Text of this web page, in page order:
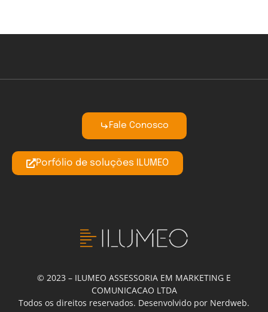
Fale Conosco
Porfólio de soluções ILUMEO
© 2023 – ILUMEO ASSESSORIA EM MARKETING E
COMUNICACAO LTDA
Todos os direitos reservados. Desenvolvido por Nerdweb.